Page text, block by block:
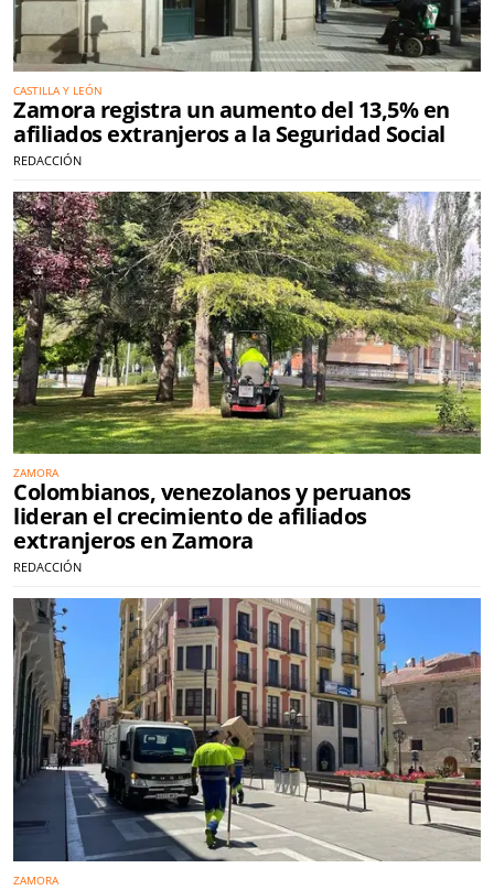
CASTILLA Y LEÓN
Zamora registra un aumento del 13,5% en
afiliados extranjeros a la Seguridad Social
REDACCIÓN
ZAMORA
Colombianos, venezolanos y peruanos
lideran el crecimiento de afiliados
extranjeros en Zamora
REDACCIÓN
ZAMORA